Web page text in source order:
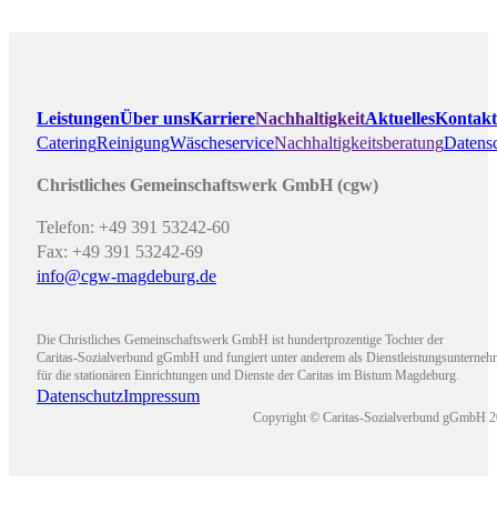
LeistungenÜber unsKarriereNachhaltigkeitAktuellesKontakt
CateringReinigungWäscheserviceNachhaltigkeitsberatung
Christliches Gemeinschaftswerk GmbH (cgw)
Telefon: +49 391 53242-60
Fax: +49 391 53242-69
info@cgw-magdeburg.de
Die Christliches Gemeinschaftswerk GmbH ist hundertprozentige Tochter der
Caritas-Sozialverbund gGmbH und fungiert unter anderem als
für die stationären Einrichtungen und Dienste der Caritas im Bistum Magdeburg.
DatenschutzImpressum
Copyright © Caritas-Sozialverbund gGmbH